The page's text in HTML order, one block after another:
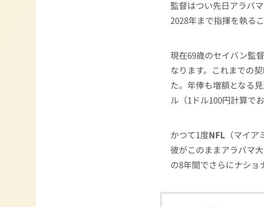
監督はつい先日アラバ
2028年まで指揮を執る
現在69歳のセイバン監
なります。これまでの
た。年俸も増額となる
ル（1ドル100円計算で
かつて1度NFL （マイ
彼がこのままアラバマ
の8年間でさらにナショ